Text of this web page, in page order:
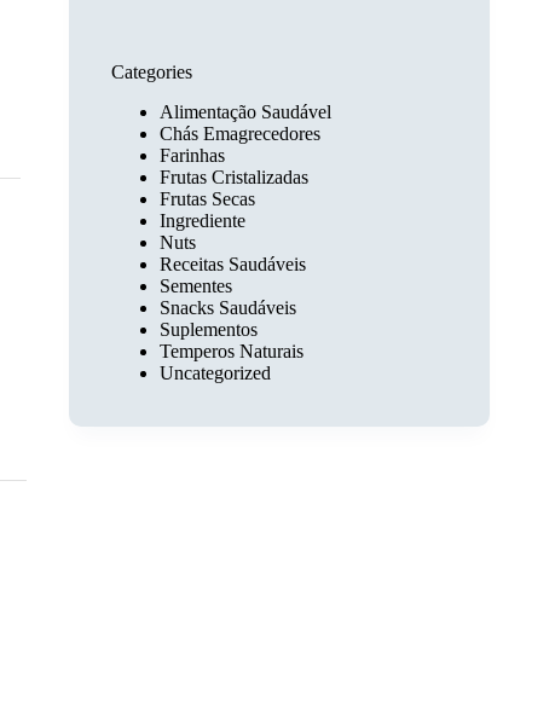
Categories
Alimentação Saudável
Chás Emagrecedores
Farinhas
Frutas Cristalizadas
Frutas Secas
Ingrediente
Nuts
Receitas Saudáveis
Sementes
Snacks Saudáveis
Suplementos
Temperos Naturais
Uncategorized